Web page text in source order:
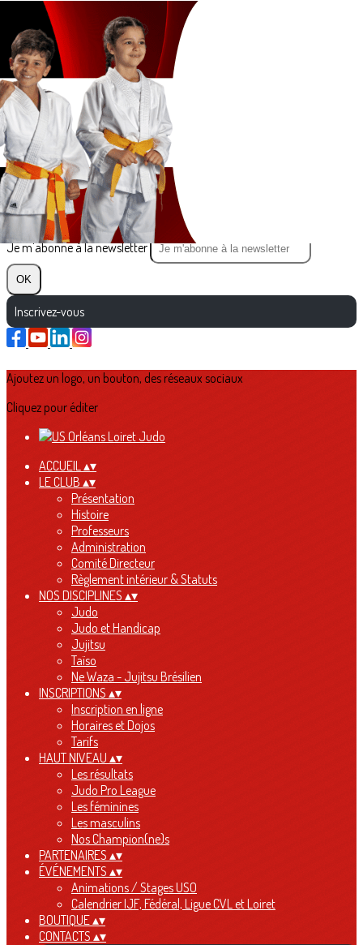
Exporter les lignes sélectionnées
Exporter toutes les colonnes
Exporter uniquement les colonnes affichées
Menu
?>
Images de la page d'accueil
Cliquez pour éditer
Texte, bouton et/ou inscription à la newsletter
Cliquez pour éditer
Je m'abonne à la newsletter
OK
Inscrivez-vous
Ajoutez un logo, un bouton, des réseaux sociaux
Cliquez pour éditer
ACCUEIL▴▾
LE CLUB ▴▾
Présentation
Histoire
Professeurs
Administration
Comité Directeur
Règlement intérieur & Statuts
NOS DISCIPLINES ▴▾
Judo
Judo et Handicap
Jujitsu
Taïso
Ne Waza - Jujitsu Brésilien
INSCRIPTIONS ▴▾
Inscription en ligne
Horaires et Dojos
Tarifs
HAUT NIVEAU ▴▾
Les résultats
Judo Pro League
Les féminines
Les masculins
Nos Champion(ne)s
PARTENAIRES ▴▾
ÉVÉNEMENTS ▴▾
Animations / Stages USO
Calendrier IJF, Fédéral, Ligue CVL et Loiret
BOUTIQUE▴▾
CONTACTS ▴▾